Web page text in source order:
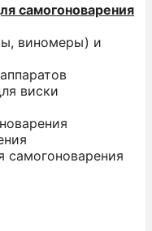
самогоноварения
виномеры) и
виски
самогоноварения